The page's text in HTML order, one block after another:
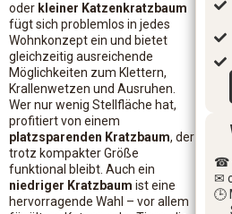
☎
✉
🕒
oder kleiner Katzenkratzbaum
fügt sich problemlos in jedes
Wohnkonzept ein und bietet
gleichzeitig ausreichende
Möglichkeiten zum Klettern,
Krallenwetzen und Ausruhen.
Wer nur wenig Stellfläche hat,
profitiert von einem
platzsparenden Kratzbaum, der
trotz kompakter Größe
funktional bleibt. Auch ein
niedriger Kratzbaum ist eine
hervorragende Wahl – vor allem